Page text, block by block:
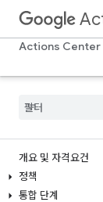
Actions Center
개요 및 자격요건
정책
통합 단계